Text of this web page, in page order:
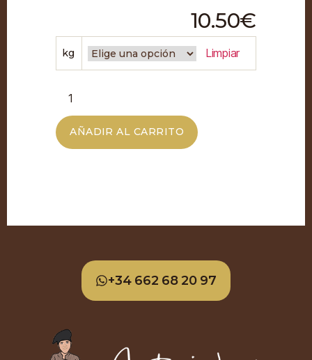
10.50€
kg Limpiar
AÑADIR AL CARRITO
+34 662 68 20 97